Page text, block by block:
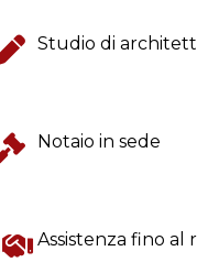
Studio di
Notaio in sede
Assistenza fino al